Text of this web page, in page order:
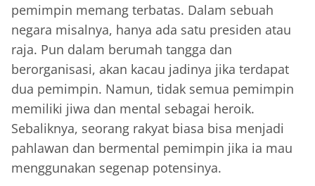
pemimpin memang terbatas. Dalam sebuah
negara misalnya, hanya ada satu presiden atau
raja. Pun dalam berumah tangga dan
berorganisasi, akan kacau jadinya jika terdapat
dua pemimpin. Namun, tidak semua pemimpin
memiliki jiwa dan mental sebagai heroik.
Sebaliknya, seorang rakyat biasa bisa menjadi
pahlawan dan bermental pemimpin jika ia mau
menggunakan segenap potensinya.